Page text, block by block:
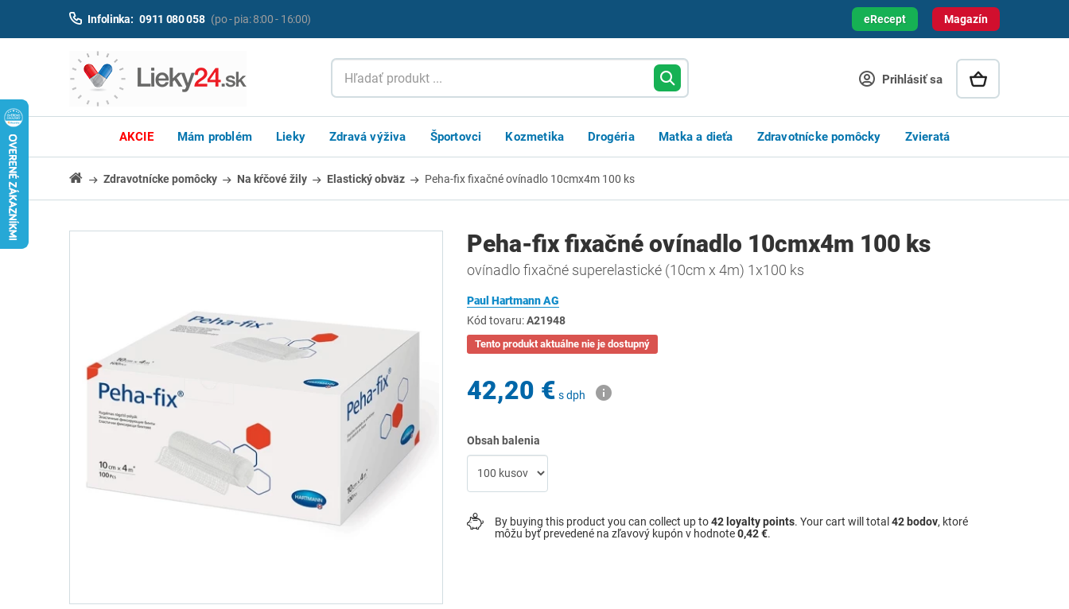
Magazín
Infolinka: 0911 080 058 (po - pia: 8:00 - 16:00) eRecept
Prihlásiť sa
AKCIE Mám problém Lieky Zdravá výživa Športovci Kozmetika Drogéria Matka a dieťa Zdravotnícke pomôcky Zvieratá
Zdravotnícke pomôcky Na kŕčové žily Elastický obväz Peha-fix fixačné ovínadlo 10cmx4m 100 ks
Peha-fix fixačné ovínadlo 10cmx4m 100 ks
ovínadlo fixačné superelastické (10cm x 4m) 1x100 ks
Paul Hartmann AG
Kód tovaru:A21948
Tento produkt aktuálne nie je dostupný
42,20 € s dph
Obsah balenia
By buying this product you can collect up to42 loyalty points. Your cart will total 42 bodov, ktoré
môžu byť prevedené na zľavový kupón v hodnote0,42 €.